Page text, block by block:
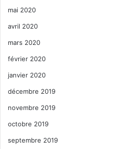
mai 2020
avril 2020
mars 2020
février 2020
janvier 2020
décembre 2019
novembre 2019
octobre 2019
septembre 2019